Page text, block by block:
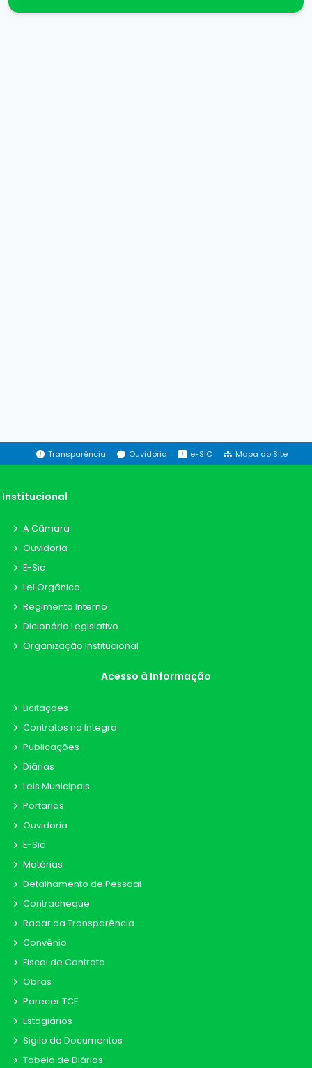
Transparência Ouvidoria e-SIC Mapa do Site
Institucional
A Câmara
Ouvidoria
E-Sic
Lei Orgânica
Regimento Interno
Dicionário Legislativo
Organização Institucional
Acesso à Informação
Licitações
Contratos na Integra
Publicações
Diárias
Leis Municipais
Portarias
Ouvidoria
E-Sic
Matérias
Detalhamento de Pessoal
Contracheque
Radar da Transparência
Convênio
Fiscal de Contrato
Obras
Parecer TCE
Estagiários
Sigilo de Documentos
Tabela de Diárias